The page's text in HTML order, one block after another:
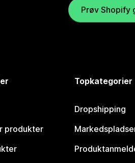
Prøv Shopify
produkter
Topkategorier
Dropshipping